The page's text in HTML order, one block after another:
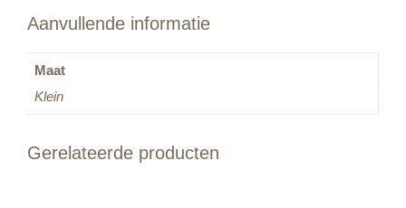
Aanvullende informatie
Maat
Klein
Gerelateerde producten